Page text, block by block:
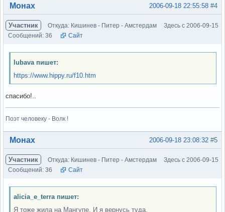
Вне форума #4
2006-09-18 22:55:58
Монах
Участник Откуда: Кишинев - Питер - Амстердам
Здесь с 2006-09-15
Сообщений: 36
Сайт
lubava пишет:
https://www.hippy.ru/f10.htm
спасибо!..
Поэт человеку - Волк !
Вне форума #5
2006-09-18 23:08:32
Монах
Участник Откуда: Кишинев - Питер - Амстердам
Здесь с 2006-09-15
Сообщений: 36
Сайт
alicia_e_terra пишет:
Я тоже жила на Мангупе. И я вернусь туда.